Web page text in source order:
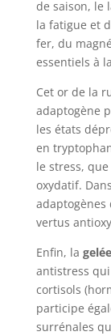
de saison, le
la fatigue et
fer, du
essentiels à
Cet or de la
adaptogène
les états
en
le stress,
oxydatif.
vertus
Enfin, la
antistress
cortisols
participe
surrénales